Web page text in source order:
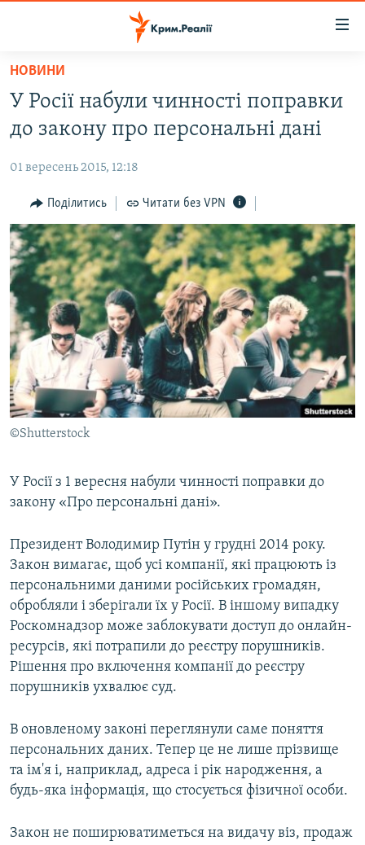
Перейти
основного
матеріалу
до
навігації
Перейти
до
пошуку
ВІДЕО ТА ФОТО
ПОЛІТИКА
БЛОГИ
ПОГЛЯД
ІНТЕРВ'Ю
ВСЕ ЗА ДЕНЬ
СПЕЦПРОЕКТИ
ДЕПОРТАЦІЯ
ВІДЕОУРОКИ «ELIFBE»
СВІДЧЕННЯ ОКУПАЦІЇ
УКРАЇНСЬКА ПРОБЛЕМА КРИМУ
ЯК ОБІЙТИ БЛОКУВАННЯ
Русский
Qırımtatar
Усі сайти RFE/RL
НОВИНИ
У Росії набули чинності поправки
до закону про персональні дані
01 вересень 2015, 12:18
Поділитись Читати без VPN
©Shutterstock
У Росії з 1 вересня набули чинності поправки до
закону «Про персональні дані».
Президент Володимир Путін у грудні 2014 року.
Закон вимагає, щоб усі компанії, які працюють із
персональними даними російських громадян,
обробляли і зберігали їх у Росії. В іншому випадку
Роскомнадзор може заблокувати доступ до онлайн-
ресурсів, які потрапили до реєстру порушників.
Рішення про включення компанії до реєстру
порушників ухвалює суд.
В оновленому законі переглянули саме поняття
персональних даних. Тепер це не лише прізвище
та ім'я і, наприклад, адреса і рік народження, а
будь-яка інформація, що стосується фізичної особи.
Закон не поширюватиметься на видачу віз, продаж